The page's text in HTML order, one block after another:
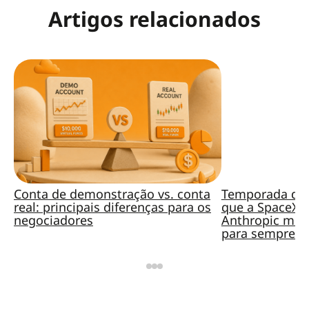
Artigos relacionados
Conta de demonstração vs. conta
real: principais diferenças para os
negociadores
Temporada
que a SpaceX,
Anthropic
para sempre?